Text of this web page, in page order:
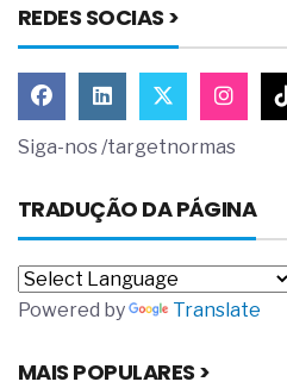
REDES SOCIAS >
Siga-nos /targetnormas
TRADUÇÃO DA PÁGINA
Powered by Translate
MAIS POPULARES >